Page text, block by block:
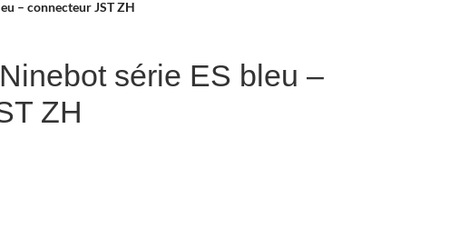
– connecteur JST ZH
série ES bleu –
ZH